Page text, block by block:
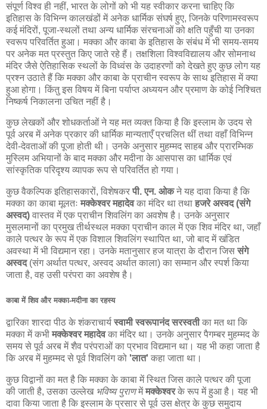
संपूर्ण विश्व ही नहीं, भारत के लोगों को भी यह स्वीकार करना चाहिए कि
इतिहास के विभिन्न कालखंडों में अनेक धार्मिक संघर्ष हुए, जिनके परिणामस्वरूप
कई मंदिरों, पूजा-स्थलों तथा अन्य धार्मिक संरचनाओं को क्षति पहुँची या उनका
स्वरूप परिवर्तित हुआ। मक्का और काबा के इतिहास के संबंध में भी समय-समय
पर अनेक मत प्रस्तुत किए जाते रहे हैं। तक्षशिला विश्वविद्यालय और सोमनाथ
मंदिर जैसे ऐतिहासिक स्थलों के विध्वंस के उदाहरणों को देखते हुए कुछ लोग यह
प्रश्न उठाते हैं कि मक्का और काबा के प्राचीन स्वरूप के साथ इतिहास में क्या
हुआ होगा। किंतु इस विषय में बिना पर्याप्त अध्ययन और प्रमाण के कोई निश्चित
निष्कर्ष निकालना उचित नहीं है।
कुछ लेखकों और शोधकर्ताओं ने यह मत व्यक्त किया है कि इस्लाम के उदय से
पूर्व अरब में अनेक प्रकार की धार्मिक मान्यताएँ प्रचलित थीं तथा वहाँ विभिन्न
देवी-देवताओं की पूजा होती थी। उनके अनुसार मुहम्मद साहब और प्रारम्भिक
मुस्लिम अभियानों के बाद मक्का और मदीना के आसपास का धार्मिक एवं
सांस्कृतिक परिदृश्य व्यापक रूप से परिवर्तित हो गया।
कुछ वैकल्पिक इतिहासकारों, विशेषकरपी. एन. ओकने यह दावा किया है कि
मक्का का काबा मूलतःमक्केश्वर महादेवका मंदिर था तथाहजरे अस्वद (संगे
अस्वद) वास्तव में एक प्राचीन शिवलिंग का अवशेष है। उनके अनुसार
मुसलमानों का प्रमुख तीर्थस्थल मक्का प्राचीन काल में एक शिव मंदिर था, जहाँ
काले पत्थर के रूप में एक विशाल शिवलिंग स्थापित था, जो बाद में खंडित
अवस्था में भी विद्यमान रहा। उनके मतानुसार हज यात्रा के दौरान जिससंगे
अस्वद(संग अर्थात पत्थर, अस्वद अर्थात काला) का सम्मान और स्पर्श किया
जाता है, वह उसी परंपरा का अवशेष है।
काबा में शिव और मक्का-मदीना का रहस्य
द्वारिका शारदा पीठ के शंकराचार्यस्वामी स्वरूपानंद सरस्वतीका मत था कि
मक्का में कभीमक्केश्वर महादेवका मंदिर था। उनके अनुसार पैगम्बर मुहम्मद के
समय से पूर्व अरब में शैव परंपराओं का प्रभाव विद्यमान था। यह भी कहा जाता है
कि अरब में मुहम्मद से पूर्व शिवलिंग को 'लात' कहा जाता था।
कुछ विद्वानों का मत है कि मक्का के काबा में स्थित जिस काले पत्थर की पूजा
की जाती है, उसका उल्लेख भविष्य पुराणमेंमक्केश्वरके रूप में हुआ है। यह भी
दावा किया जाता है कि इस्लाम के प्रसार से पूर्व उस क्षेत्र के कुछ समुदाय